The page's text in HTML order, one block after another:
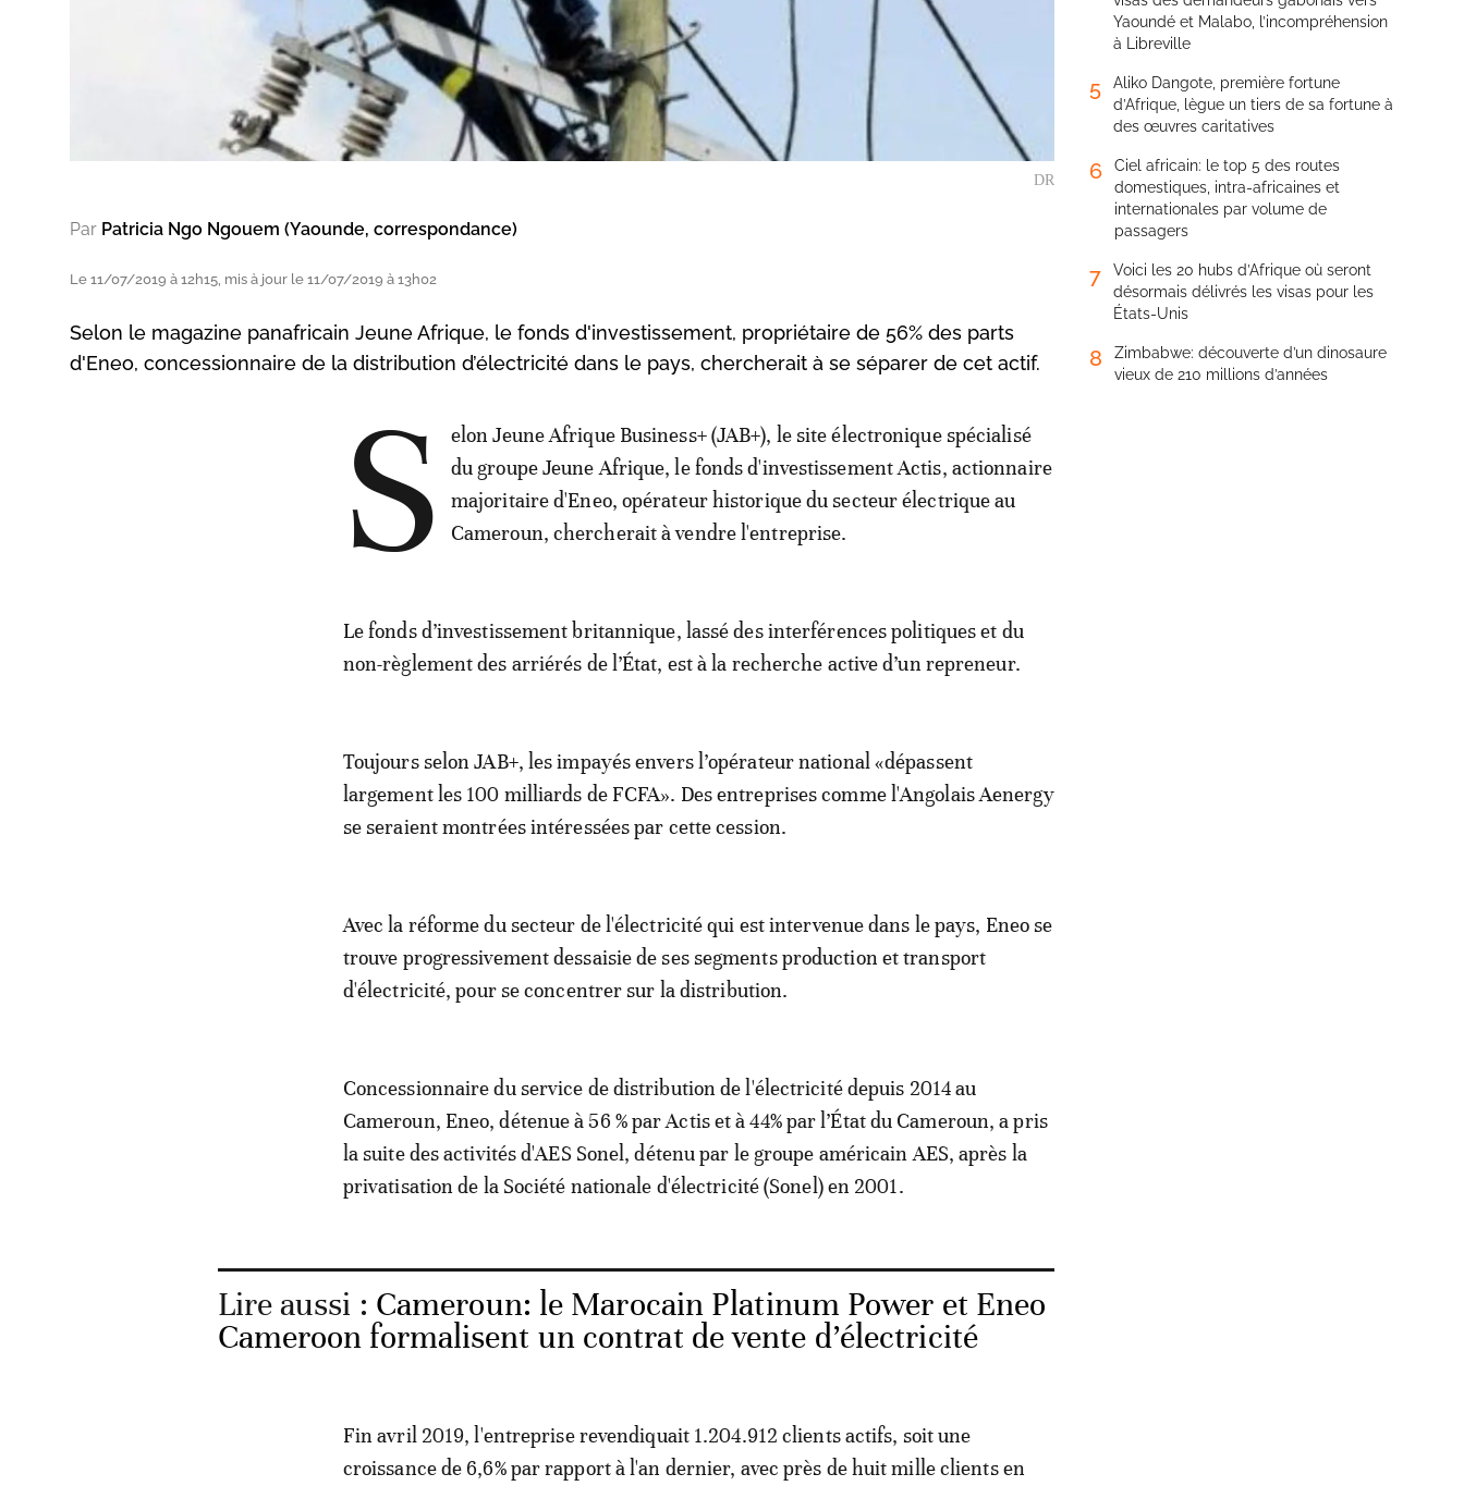
DR
Par Patricia Ngo Ngouem (Yaounde, correspondance)
Le 11/07/2019 à 12h15, mis à jour le 11/07/2019 à 13h02
Selon le magazine panafricain Jeune Afrique, le fonds d'investissement, propriétaire de 56% des parts
d'Eneo, concessionnaire de la distribution d’électricité dans le pays, chercherait à se séparer de cet actif.
S
elon Jeune Afrique Business+ (JAB+), le site électronique spécialisé
du groupe Jeune Afrique, le fonds d'investissement Actis, actionnaire
majoritaire d'Eneo, opérateur historique du secteur électrique au
Cameroun, chercherait à vendre l'entreprise.
Le fonds d’investissement britannique, lassé des interférences politiques et du
non-règlement des arriérés de l’État, est à la recherche active d’un repreneur.
Toujours selon JAB+, les impayés envers l’opérateur national «dépassent
largement les 100 milliards de FCFA». Des entreprises comme l'Angolais Aenergy
se seraient montrées intéressées par cette cession.
Avec la réforme du secteur de l'électricité qui est intervenue dans le pays, Eneo se
trouve progressivement dessaisie de ses segments production et transport
d'électricité, pour se concentrer sur la distribution.
Concessionnaire du service de distribution de l'électricité depuis 2014 au
Cameroun, Eneo, détenue à 56 % par Actis et à 44% par l’État du Cameroun, a pris
la suite des activités d'AES Sonel, détenu par le groupe américain AES, après la
privatisation de la Société nationale d'électricité (Sonel) en 2001.
Lire aussi : Cameroun: le Marocain Platinum Power et Eneo
Cameroon formalisent un contrat de vente d’électricité
Fin avril 2019, l'entreprise revendiquait 1.204.912 clients actifs, soit une
croissance de 6,6% par rapport à l'an dernier, avec près de huit mille clients en
Yaoundé et Malabo, l’incompréhension
à Libreville
5
Aliko Dangote, première fortune
d’Afrique, lègue un tiers de sa fortune à
des œuvres caritatives
6
Ciel africain: le top 5 des routes
domestiques, intra-africaines et
internationales par volume de
passagers
7
Voici les 20 hubs d’Afrique où seront
désormais délivrés les visas pour les
États-Unis
8
Zimbabwe: découverte d’un dinosaure
vieux de 210 millions d’années